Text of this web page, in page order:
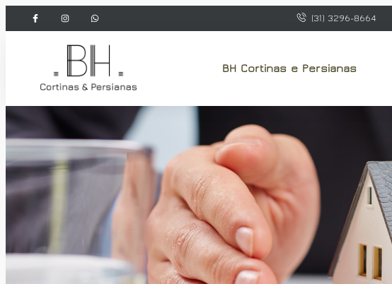
(31) 3296-8664
BH Cortinas e Persianas